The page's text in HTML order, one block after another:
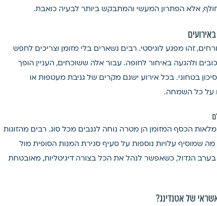
אלא הפתרון המעשי והמתבקש ביותר לבעיה כואבת.
זהו מפגע לוגיסטי. רבים נשארים בלי מזומן וצריכים לחפש
ולהגעה באיחור לחופה. עבור אלה ששוכחים, העניין הופך
בטחוני. בכל אירוע ישנם מקרים של גניבת מעטפות או
על כל השמחה.
הכסף המזומן הן מטרה נוחה לגנבים מכל סוג. רבים מהזוגות
שמוסיף עלויות נוספות על סעיף סגירת המנות הסופית מול
בערב הגדול, כשאפשר לנהל את הכל בצורה דיגיטליות, מאובטחת
של אטנדינג?